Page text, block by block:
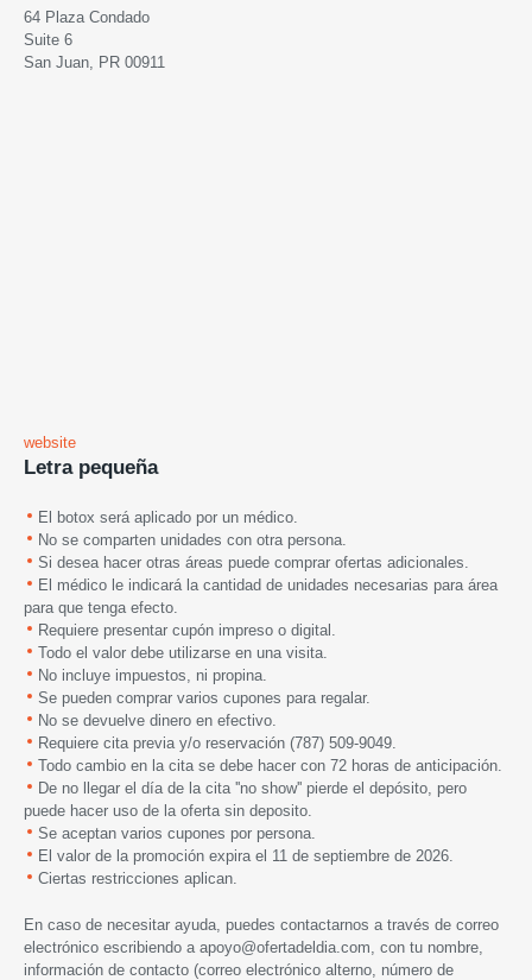
64 Plaza Condado
Suite 6
San Juan, PR 00911
website
Letra pequeña
El botox será aplicado por un médico.
No se comparten unidades con otra persona.
Si desea hacer otras áreas puede comprar ofertas adicionales.
El médico le indicará la cantidad de unidades necesarias para área
para que tenga efecto.
Requiere presentar cupón impreso o digital.
Todo el valor debe utilizarse en una visita.
No incluye impuestos, ni propina.
Se pueden comprar varios cupones para regalar.
No se devuelve dinero en efectivo.
Requiere cita previa y/o reservación (787) 509-9049.
Todo cambio en la cita se debe hacer con 72 horas de anticipación.
De no llegar el día de la cita ''no show'' pierde el depósito, pero
puede hacer uso de la oferta sin deposito.
Se aceptan varios cupones por persona.
El valor de la promoción expira el 11 de septiembre de 2026.
Ciertas restricciones aplican.
En caso de necesitar ayuda, puedes contactarnos a través de correo
electrónico escribiendo a apoyo@ofertadeldia.com , con tu nombre,
información de contacto (correo electrónico alterno, número de